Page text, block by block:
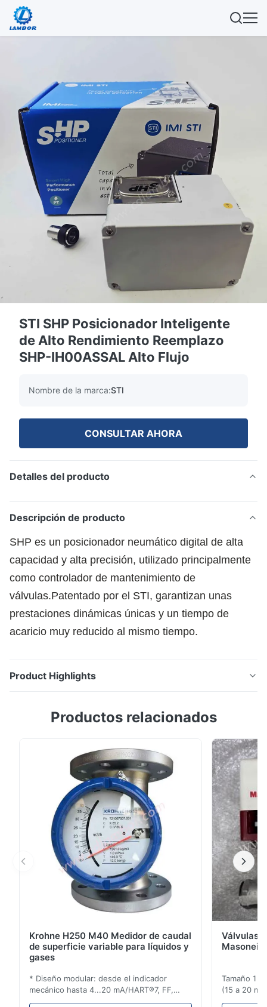
STI SHP Posicionador Inteligente
de Alto Rendimiento Reemplazo
SHP-IH00ASSAL Alto Flujo
Nombre de la marca:STI
CONSULTAR AHORA
Detalles del producto
Descripción de producto
SHP es un posicionador neumático digital de alta
capacidad y alta precisión, utilizado principalmente
como controlador de mantenimiento de
válvulas.Patentado por el STI, garantizan unas
prestaciones dinámicas únicas y un tiempo de
acaricio muy reducido al mismo tiempo.
Product Highlights
capacidad y alta precisión, utilizado principalmente
válvulas.Patentado por el STI, garantizan unas
prestaciones dinámicas únicas y un tiempo de acaricio
muy reducido al mismo tiempo.
Productos relacionados
Krohne H250 M40 Medidor de caudal
de superficie variable para líquidos y
gases
* Diseño modular: desde el indicador
mecánico hasta 4...20 mA/HART®7, FF,
Profibus-PA y totalizador * Cualquier
Válvulas
Tamaño 1
(15 a 20